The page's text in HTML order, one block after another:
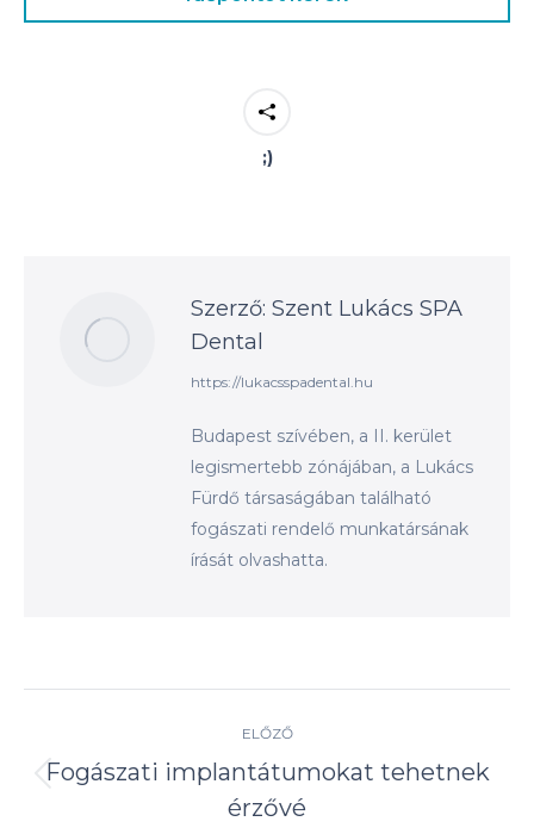
;)
Szerző: Szent Lukács SPA
Dental
https://lukacsspadental.hu
Budapest szívében, a II. kerület
legismertebb zónájában, a Lukács
Fürdő társaságában található
fogászati rendelő munkatársának
írását olvashatta.
navigation
ELŐZŐ
Előző
írás:
Fogászati implantátumokat tehetnek
érzővé